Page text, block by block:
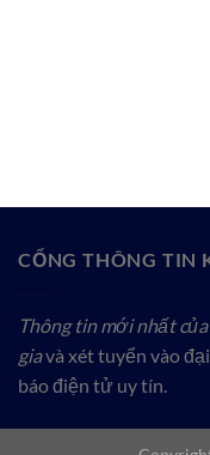
CỔNG THÔNG TIN
Thông tin mới nhất
giavà xét tuyển vào
báo điện tử uy tín.